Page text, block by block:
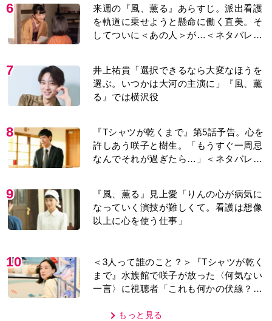
6
来週の『風、薫る』あらすじ。派出看護
を軌道に乗せようと懸命に働く直美。そ
してついに＜あの人＞が…＜ネタバレあ
7
井上祐貴「選択できるなら大変なほうを
選ぶ。いつかは大河の主演に」『風、薫
る』では横沢役
8
『Tシャツが乾くまで』第5話予告。心を
許しあう咲子と樹生。「もうすぐ一周忌
なんでそれが過ぎたら…」＜ネタバレあ
9
『風、薫る』見上愛「りんの心が病気に
なっていく演技が難しくて。看護は想像
以上に心を使う仕事」
10
＜3人って誰のこと？＞『Tシャツが乾く
まで』水族館で咲子が放った〈何気ない
一言〉に視聴者「これも何かの伏線？」
もっと見る